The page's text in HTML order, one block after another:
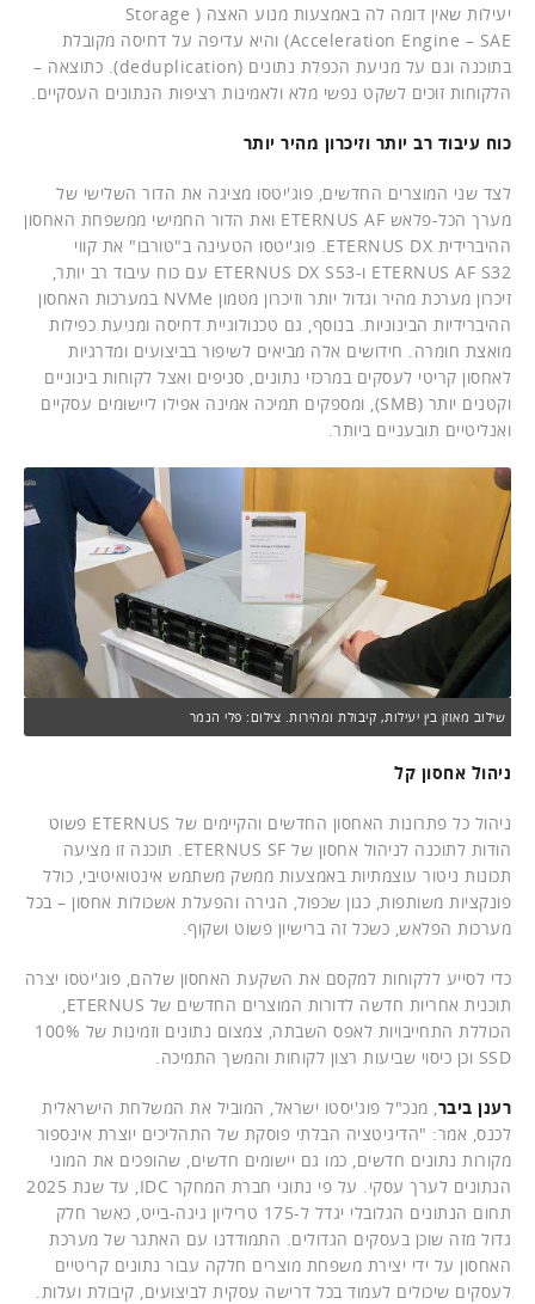
יעילות שאין דומה לה באמצעות מנוע האצה ( Storage
Acceleration Engine – SAE) והיא עדיפה על דחיסה מקובלת
בתוכנה וגם על מניעת הכפלת נתונים (deduplication). כתוצאה –
הלקוחות זוכים לשקט נפשי מלא ולאמינות רציפות הנתונים העסקיים.
כוח עיבוד רב יותר וזיכרון מהיר יותר
לצד שני המוצרים החדשים, פוג'יטסו מציגה את הדור השלישי של
מערך הכל-פלאש ETERNUS AF ואת הדור החמישי ממשפחת האחסון
ההיברידית ETERNUS DX. פוג'יטסו הטעינה ב"טורבו" את קווי
ETERNUS AF S32 ו-ETERNUS DX S53 עם כוח עיבוד רב יותר,
זיכרון מערכת מהיר וגדול יותר וזיכרון מטמון NVMe במערכות האחסון
ההיברידיות הבינוניות. בנוסף, גם טכנולוגיית דחיסה ומניעת כפילות
מואצת חומרה. חידושים אלה מביאים לשיפור בביצועים ומדרגיות
לאחסון קריטי לעסקים במרכזי נתונים, סניפים ואצל לקוחות בינוניים
וקטנים יותר (SMB), ומספקים תמיכה אמינה אפילו ליישומים עסקיים
ואנליטיים תובעניים ביותר.
שילוב מאוזן בין יעילות, קיבולת ומהירות. צילום: פלי הנמר
ניהול אחסון קל
ניהול כל פתרונות האחסון החדשים והקיימים של ETERNUS פשוט
הודות לתוכנה לניהול אחסון של ETERNUS SF. תוכנה זו מציעה
תכונות ניטור עוצמתיות באמצעות ממשק משתמש אינטואיטיבי, כולל
פונקציות משותפות, כגון שכפול, הגירה והפעלת אשכולות אחסון – בכל
מערכות הפלאש, כשכל זה ברישיון פשוט ושקוף.
כדי לסייע ללקוחות למקסם את השקעת האחסון שלהם, פוג'יטסו יצרה
הכוללת התחייבויות לאפס השבתה, צמצום נתונים וזמינות של 100%
SSD וכן כיסוי שביעות רצון לקוחות והמשך התמיכה.
רענן ביבר , מנכ"ל פוג'יסטו ישראל, המוביל את המשלחת הישראלית
לכנס, אמר: "הדיגיטציה הבלתי פוסקת של התהליכים יוצרת אינספור
מקורות נתונים חדשים, כמו גם יישומים חדשים, שהופכים את המוני
הנתונים לערך עסקי. על פי נתוני חברת המחקר IDC, עד שנת 2025
תחום הנתונים הגלובלי יגדל ל-175 טריליון גיגה-בייט, כאשר חלק
גדול מזה שוכן בעסקים הגדולים. התמודדנו עם האתגר של מערכת
האחסון על ידי יצירת משפחת מוצרים חלקה עבור נתונים קריטיים
לעסקים שיכולים לעמוד בכל דרישה עסקית לביצועים, קיבולת ועלות.